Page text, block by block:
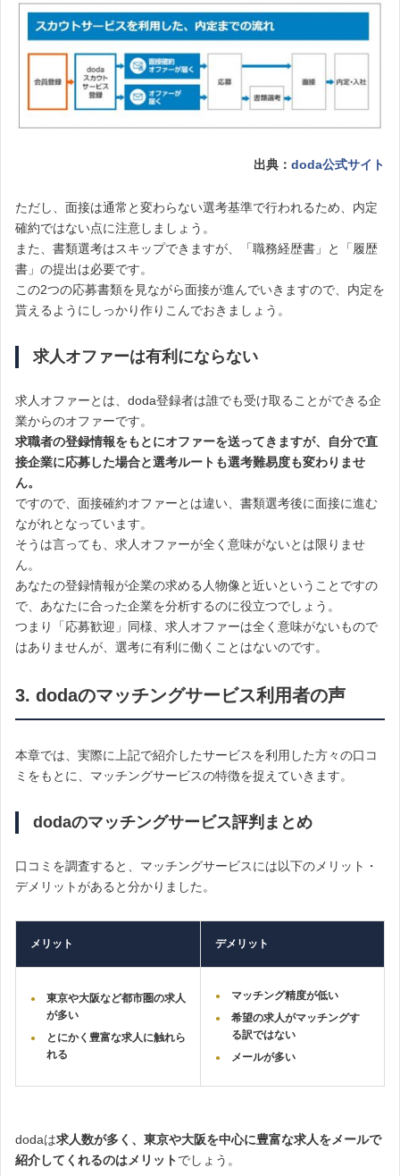
出典： doda公式サイト
ただし、面接は通常と変わらない選考基準で行われるため、内定
確約ではない点に注意しましょう。
また、書類選考はスキップできますが、「職務経歴書」と「履歴
書」の提出は必要です。
この2つの応募書類を見ながら面接が進んでいきますので、内定を
貰えるようにしっかり作りこんでおきましょう。
求人オファーは有利にならない
求人オファーとは、doda登録者は誰でも受け取ることができる企
業からのオファーです。
求職者の登録情報をもとにオファーを送ってきますが、自分で直
接企業に応募した場合と選考ルートも選考難易度も変わりませ
ん。
ですので、面接確約オファーとは違い、書類選考後に面接に進む
ながれとなっています。
そうは言っても、求人オファーが全く意味がないとは限りませ
ん。
あなたの登録情報が企業の求める人物像と近いということですの
で、あなたに合った企業を分析するのに役立つでしょう。
つまり「応募歓迎」同様、求人オファーは全く意味がないもので
はありませんが、選考に有利に働くことはないのです。
3. dodaのマッチングサービス利用者の声
本章では、 実際に上記で紹介したサービスを利用した方々の口コ
ミをもとに、マッチングサービスの特徴を捉えていきます。
dodaのマッチングサービス評判まとめ
口コミを調査すると、マッチングサービスには以下のメリット・
デメリットがあると分かりました。
メリット デメリット
東京や大阪など都市圏の求人
が多い
とにかく豊富な求人に触れら
れる
マッチング精度が低い
希望の求人がマッチングす
る訳ではない
メールが多い
dodaは求人数が多く、東京や大阪を中心に豊富な求人をメールで
紹介してくれるのはメリットでしょう。